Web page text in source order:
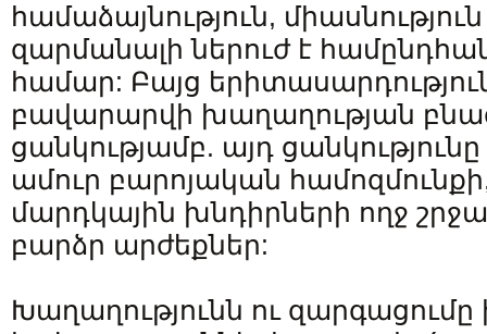
համաձայնություն,
զարմանալի ներուժ է
համար: Բայց
բավարարվի խաղաղության
ցանկությամբ. այդ
ամուր բարոյական
մարդկային խնդիրների ողջ
բարձր արժեքներ:
Խաղաղությունն ու զարգացումը